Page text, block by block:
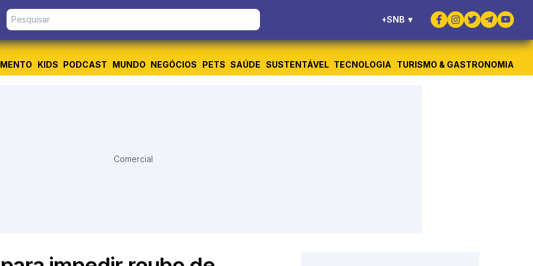
+SNB ▾
KIDS PODCAST MUNDO NEGÓCIOS PETS SAÚDE SUSTENTÁVEL TECNOLOGIA TURISMO & GASTRONOMIA
Comercial